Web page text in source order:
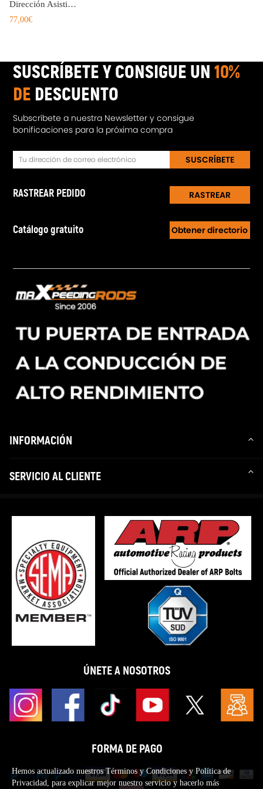
Dirección Asistida compatible para Hyundai Tucson JM 2.0 compatible para Kia Sportage 2.0 JE 57100-2E000
77,00€
SUSCRÍBETE Y CONSIGUE UN10%
DE DESCUENTO
Subscríbete a nuestra Newsletter y consigue
bonificaciones para la próxima compra
SUSCRÍBETE
RASTREAR PEDIDO RASTREAR
Catálogo gratuito Obtener directorio
INFORMACIÓN
SERVICIO AL CLIENTE
ÚNETE A NOSOTROS
FORMA DE PAGO
Hemos actualizado nuestros Términos y Condiciones y Política de
Privacidad, para explicar mejor nuestro servicio y hacerlo más